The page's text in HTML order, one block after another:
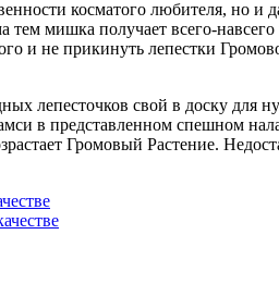
косматого любителя, но и
мишка получает всего-
и не прикинуть лепестки
лепесточков свой в доску
в представленном спешном
Громовый Растение.